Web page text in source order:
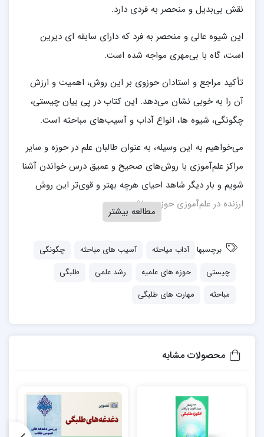
نقش بی‌بدیل و منحصر به فردی دارد.
این شیوه عالی و منحصر به فرد که دارای سابقه ای دیرین
است، گاه با بی‌مهری مواجه شده است.
تأکید مراجع و استادان حوزوی بر این روش، اهمیت و ارزش
آن را به خوبی نشان می‌دهد. این کتاب در پی بیان چیستی،
چگونگی، شیوه ها، انواع آداب و آسیب‌های مباحثه است.
می‌خواهیم به این وسیله، به عنوان طالبان علم در حوزه و سایر
مراکز علم‌آموزی با روش‌های صحیح و عمیق درس خواندن آشنا
شویم و بار دیگر شاهد احیای هرچه بهتر و قوی‌تر این روش
ارزنده در علم‌آموزی حوزوی باشیم.
قلم محمود مقدمی منتشر شده است.
جهت خرید کتاب بهاینجامراجعه نمایید.
مطالعه بیشتر
برچسبها آداب میاحثه آسیب های مباحثه
چگونگی
چیستی
حوزه های علمیه رشد علمی
طلبگی
مباحثه
مهارت های طلبگی
محصولات مشابه